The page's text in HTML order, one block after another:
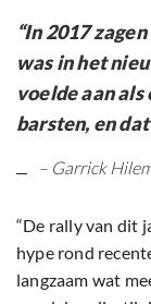
“In 2017
was in het
voelde aan als
barsten, en
– Garrick
“De rally van dit
hype rond
langzaam wat